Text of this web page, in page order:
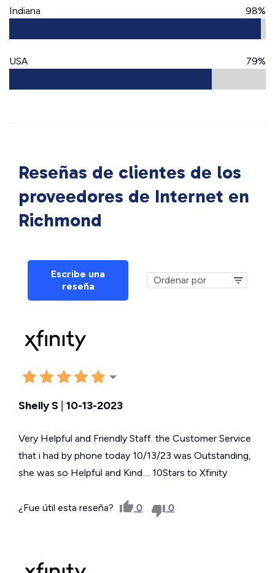
Indiana 98%
USA 79%
Reseñas de clientes de los
proveedores de Internet en
Richmond
Escribe una
reseña
Shelly S 10-13-2023
Very Helpful and Friendly Staff. the Customer Service
that i had by phone today 10/13/23 was Outstanding,
she was so Helpful and Kind.... 10Stars to Xfinity
¿Fue útil esta reseña? 0 0